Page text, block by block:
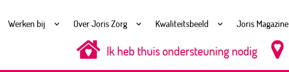
Werken bij Over Joris Zorg Kwaliteitsbeeld Joris Magazine
Ik heb thuis ondersteuning nodig